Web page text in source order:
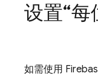
设置“每
如需使用